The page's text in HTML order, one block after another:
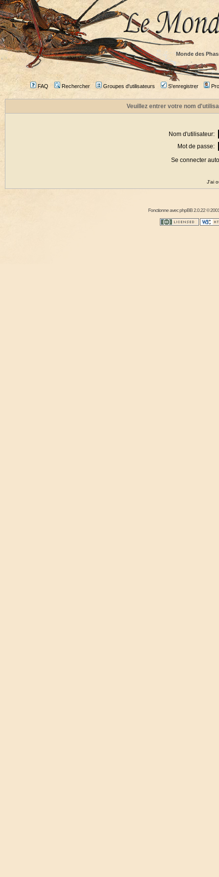
Monde des
FAQ Rechercher Groupes d'utilisateurs S'enregistrer
Veuillez entrer votre nom
Nom d'utilisateur:
Mot de passe:
Se connecter
J'ai
Fonctionne avecphpBB2.0.22 ©